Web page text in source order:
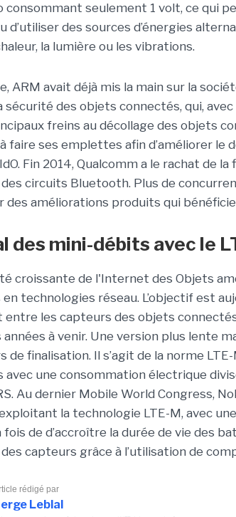
consommant seulement 1 volt, ce qui
d’utiliser des sources d’énergies
la lumière ou les vibrations.
ARM avait déjà mis la main sur la
sécurité des objets connectés, qui,
freins au décollage des objets
faire ses emplettes afin d’améliorer le
Fin 2014, Qualcomm a le rachat de
circuits Bluetooth. Plus de
des améliorations produits qui
des mini-débits avec le
croissante de l'Internet des Objets
technologies réseau. L’objectif est
les capteurs des objets
années à venir. Une version plus lente
de finalisation. Il s’agit de la norme
avec une consommation électrique
Au dernier Mobile World Congress,
la technologie LTE-M, avec
fois de d’accroître la durée de vie des
capteurs grâce à l’utilisation de
rédigé par
Leblal